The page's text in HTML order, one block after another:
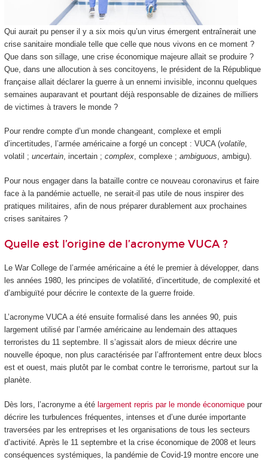
Qui aurait pu penser il y a six mois qu’un virus émergent entraînerait une
crise sanitaire mondiale telle que celle que nous vivons en ce moment ?
Que dans son sillage, une crise économique majeure allait se produire ?
Que, dans une allocution à ses concitoyens, le président de la République
française allait déclarer la guerre à un ennemi invisible, inconnu quelques
semaines auparavant et pourtant déjà responsable de dizaines de milliers
de victimes à travers le monde ?
Pour rendre compte d’un monde changeant, complexe et empli
d’incertitudes, l’armée américaine a forgé un concept : VUCA (volatile,
volatil ; uncertain, incertain ; complex, complexe ; ambiguous, ambigu).
Pour nous engager dans la bataille contre ce nouveau coronavirus et faire
face à la pandémie actuelle, ne serait-il pas utile de nous inspirer des
pratiques militaires, afin de nous préparer durablement aux prochaines
crises sanitaires ?
Quelle est l’origine de l’acronyme VUCA ?
Le War College de l’armée américaine a été le premier à développer, dans
les années 1980, les principes de volatilité, d’incertitude, de complexité et
d’ambiguïté pour décrire le contexte de la guerre froide.
L’acronyme VUCA a été ensuite formalisé dans les années 90, puis
largement utilisé par l’armée américaine au lendemain des attaques
terroristes du 11 septembre. Il s’agissait alors de mieux décrire une
nouvelle époque, non plus caractérisée par l’affrontement entre deux blocs
est et ouest, mais plutôt par le combat contre le terrorisme, partout sur la
planète.
Dès lors, l’acronyme a été largement repris par le monde économiquepour
décrire les turbulences fréquentes, intenses et d’une durée importante
traversées par les entreprises et les organisations de tous les secteurs
d’activité. Après le 11 septembre et la crise économique de 2008 et leurs
conséquences systémiques, la pandémie de Covid-19 montre encore une